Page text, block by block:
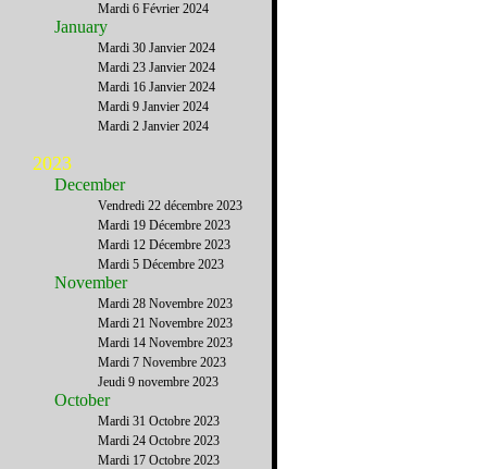
Mardi 6 Février 2024
January
Mardi 30 Janvier 2024
Mardi 23 Janvier 2024
Mardi 16 Janvier 2024
Mardi 9 Janvier 2024
Mardi 2 Janvier 2024
2023
December
Vendredi 22 décembre 2023
Mardi 19 Décembre 2023
Mardi 12 Décembre 2023
Mardi 5 Décembre 2023
November
Mardi 28 Novembre 2023
Mardi 21 Novembre 2023
Mardi 14 Novembre 2023
Mardi 7 Novembre 2023
Jeudi 9 novembre 2023
October
Mardi 31 Octobre 2023
Mardi 24 Octobre 2023
Mardi 17 Octobre 2023